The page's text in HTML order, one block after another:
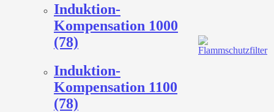
Induktion-
Kompensation 1000
(78)
Induktion-
Kompensation 1100
(78)